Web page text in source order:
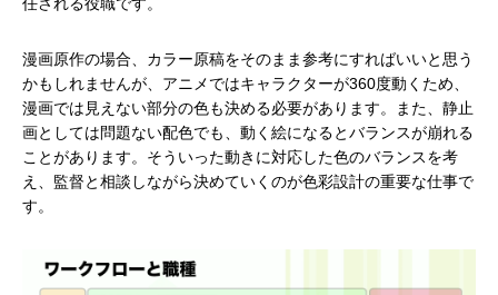
漫画原作の場合、カラー原稿をそのまま参考にすればいいと思う
かもしれませんが、アニメではキャラクターが360度動くため、
漫画では見えない部分の色も決める必要があります。また、静止
画としては問題ない配色でも、動く絵になるとバランスが崩れる
ことがあります。そういった動きに対応した色のバランスを考
え、監督と相談しながら決めていくのが色彩設計の重要な仕事で
す。